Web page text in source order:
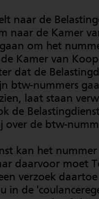
naar de
naar de Kamer
om het
Kamer van
dat de
btw-nummers
laat staan
de
over de btw-
kan het nummer
daarvoor moet
verzoek
in de